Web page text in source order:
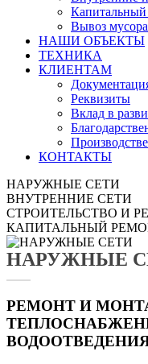
Вывоз мусора
НАШИ ОБЪЕКТЫ
ТЕХНИКА
КЛИЕНТАМ
Реквизиты
Вклад в
КОНТАКТЫ
НАРУЖНЫЕ СЕТИ
ВНУТРЕННИЕ СЕТИ
СТРОИТЕЛЬСТВО И
КАПИТАЛЬНЫЙ
НАРУЖНЫЕ
РЕМОНТ И